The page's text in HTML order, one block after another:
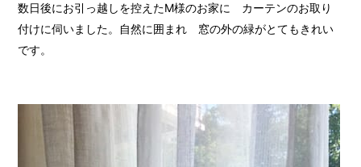
数日後にお引っ越しを控えたM様のお家に カーテンのお取り
付けに伺いました。自然に囲まれ 窓の外の緑がとてもきれい
です。